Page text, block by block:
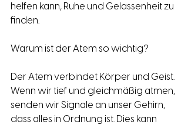
helfen kann, Ruhe und Gelassenheit zu
finden.
Warum ist der Atem so wichtig?
Der Atem verbindet Körper und Geist.
Wenn wir tief und gleichmäßig atmen,
senden wir Signale an unser Gehirn,
dass alles in Ordnung ist. Dies kann